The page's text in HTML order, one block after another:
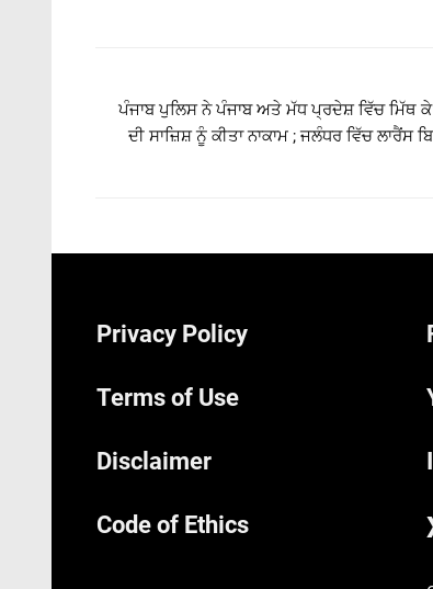
ਪੰਜਾਬ ਪੁਲਿਸ ਨੇ ਪੰਜਾਬ ਅਤੇ ਮੱਧ ਪ੍ਰਦੇਸ਼ ਵਿੱਚ ਮਿੱਥ
ਦੀ ਸਾਜ਼ਿਸ਼ ਨੂੰ ਕੀਤਾ ਨਾਕਾਮ ; ਜਲੰਧਰ ਵਿੱਚ ਲਾਰੈਂਸ
Privacy Policy
Terms of Use
Disclaimer
Code of Ethics